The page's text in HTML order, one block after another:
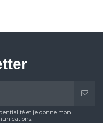
et je donne mon